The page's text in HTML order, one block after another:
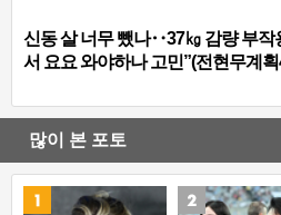
신동 살 너무 뺐나‥37㎏ 감량 부작
서 요요 와야하나 고민”(전현무계획
많이 본 포토